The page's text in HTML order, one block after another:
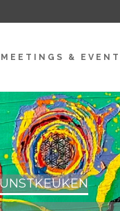
MEETINGS &